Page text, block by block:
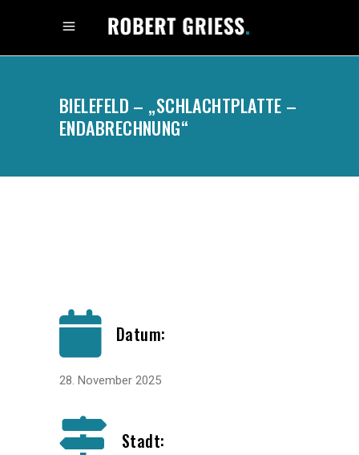
BIELEFELD – „SCHLACHTPLATTE –
ENDABRECHNUNG“
Datum:
28. November 2025
Stadt: